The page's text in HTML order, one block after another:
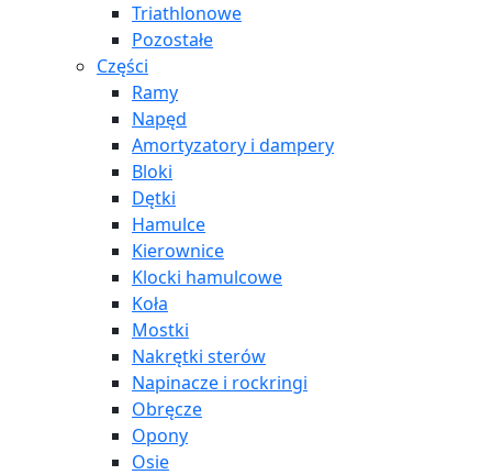
Triathlonowe
Pozostałe
Części
Ramy
Napęd
Amortyzatory i dampery
Bloki
Dętki
Hamulce
Kierownice
Klocki hamulcowe
Koła
Mostki
Nakrętki sterów
Napinacze i rockringi
Obręcze
Opony
Osie